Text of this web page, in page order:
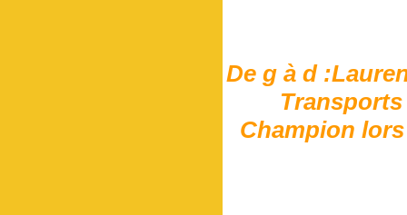
De g à d
Transports
Champion